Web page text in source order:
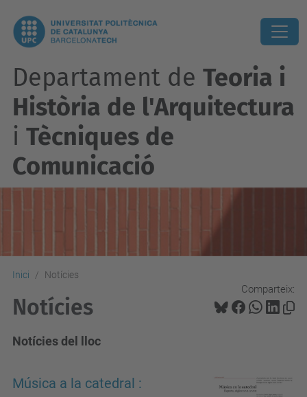
Departament de Teoria i
Història de l'Arquitectura
i Tècniques de
Comunicació
Inici Notícies
Comparteix:
Notícies
Notícies del lloc
Música a la catedral :